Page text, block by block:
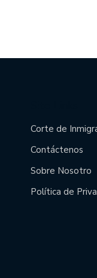
Corte de
Contáctenos
Sobre Nosotro
Política de